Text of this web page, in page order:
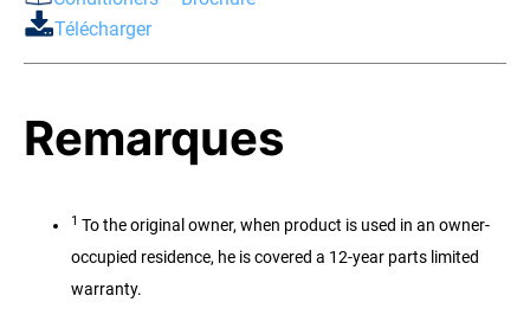
Télécharger
Remarques
1 To the original owner, when product is used in an owner-
occupied residence, he is covered a 12-year parts limited
warranty.